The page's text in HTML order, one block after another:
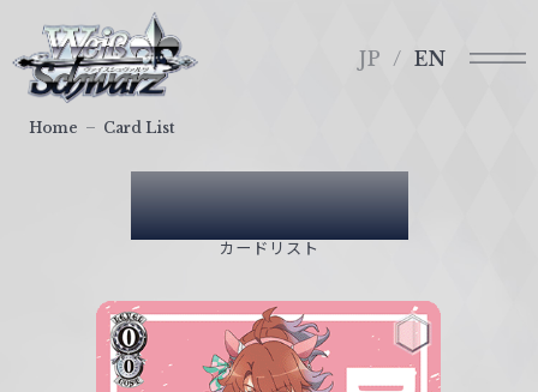
ァ
イ
JP EN
Card List
カードリスト
Home Card List